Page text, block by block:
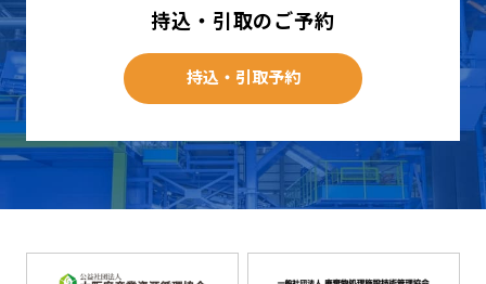
持込・引取のご予約
持込・引取予約